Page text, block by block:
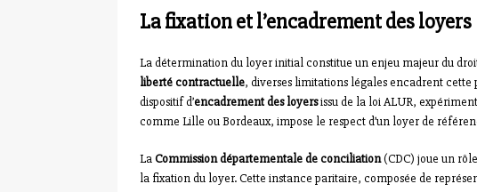
La fixation et l’encadrement des loyers
La détermination du loyer initial constitue un enjeu majeur du
liberté contractuelle, diverses limitations légales encadrent cette
dispositif d’encadrement des loyersissu de la loi ALUR,
comme Lille ou Bordeaux, impose le respect d’un loyer de
LaCommission départementale de conciliation(CDC) joue un
la fixation du loyer. Cette instance paritaire, composée de